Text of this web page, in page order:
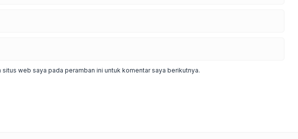
situs web saya pada peramban ini untuk komentar saya berikutnya.